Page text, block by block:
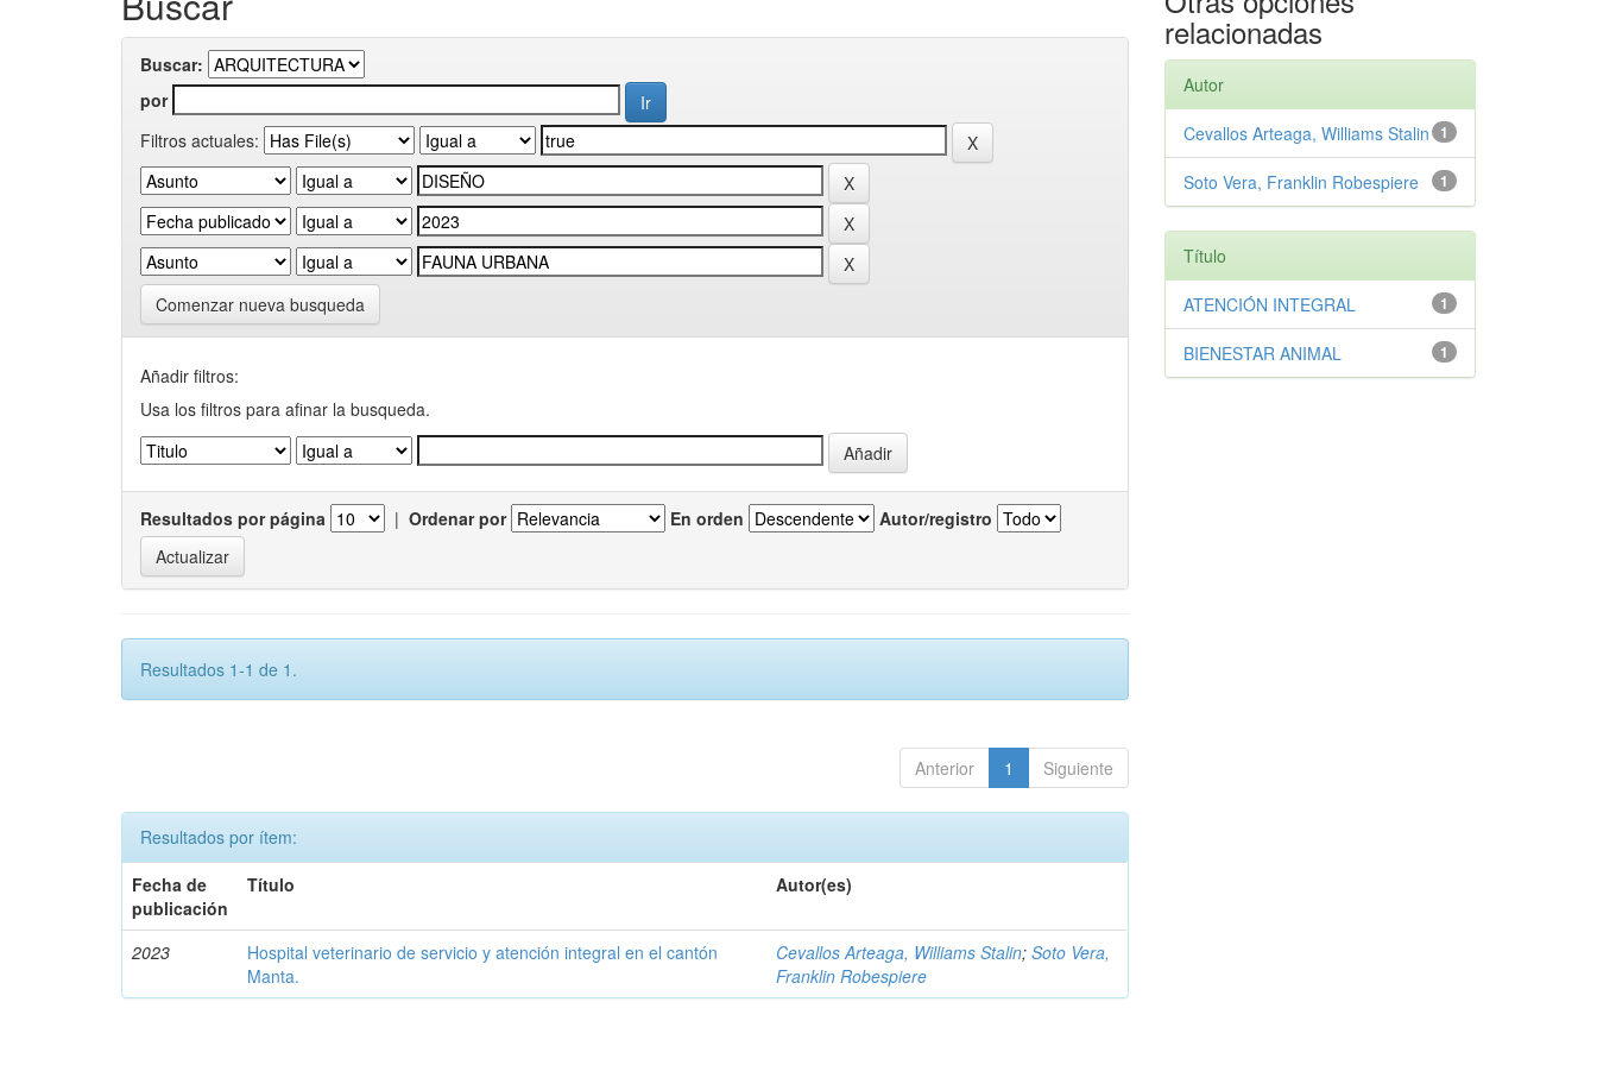
Buscar:
por
Filtros actuales:
Comenzar nueva busqueda
Añadir filtros:
Usa los filtros para afinar la busqueda.
Resultados por página | Ordenar por En orden Autor/registro
Resultados 1-1 de 1.
Anterior 1 Siguiente
Resultados por ítem:
Fecha de
publicación
Título Autor(es)
2023
Hospital veterinario de servicio y atención integral en el cantón
Manta.
Cevallos Arteaga, Williams Stalin;Soto Vera,
Franklin Robespiere
relacionadas
Autor
1
Cevallos Arteaga, Williams Stalin
1
Soto Vera, Franklin Robespiere
Título
1
ATENCIÓN INTEGRAL
1
BIENESTAR ANIMAL